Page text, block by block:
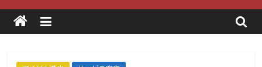
Marketing
365